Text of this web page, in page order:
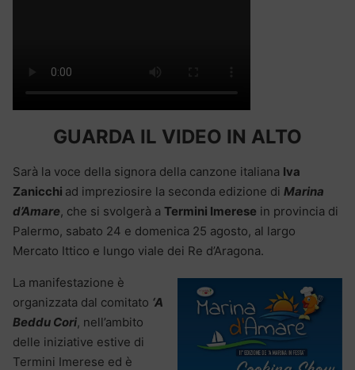
GUARDA IL VIDEO IN ALTO
Sarà la voce della signora della canzone italiana Iva
Zanicchi ad impreziosire la seconda edizione di Marina
d’Amare, che si svolgerà a Termini Imerese in provincia di
Palermo, sabato 24 e domenica 25 agosto, al largo
Mercato Ittico e lungo viale dei Re d’Aragona.
La manifestazione è
organizzata dal comitato ‘A
Beddu Cori, nell’ambito
delle iniziative estive di
Termini Imerese ed è